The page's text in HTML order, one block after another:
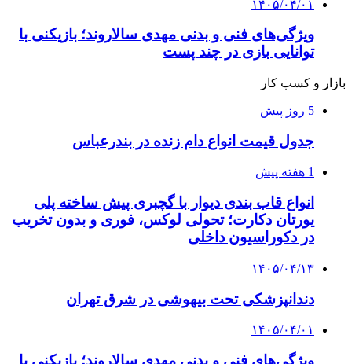
۱۴۰۵/۰۴/۰۱
ویژگی‌های فنی و بدنی مهدی سالاروند؛ بازیکنی با
توانایی بازی در چند پست
بازار و کسب کار
5 روز پیش
جدول قیمت انواع دام زنده در بندرعباس
1 هفته پیش
انواع قاب بندی دیوار با گچبری پیش ساخته پلی
یورتان دکارت؛ تحولی لوکس، فوری و بدون تخریب
در دکوراسیون داخلی
۱۴۰۵/۰۴/۱۳
دندانپزشکی تحت بیهوشی در شرق تهران
۱۴۰۵/۰۴/۰۱
ویژگی‌های فنی و بدنی مهدی سالاروند؛ بازیکنی با